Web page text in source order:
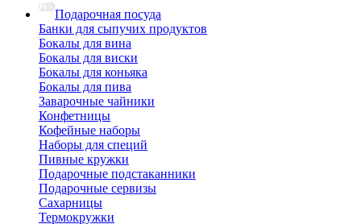
Подарочная посуда
Банки для сыпучих продуктов
Бокалы для вина
Бокалы для виски
Бокалы для коньяка
Бокалы для пива
Заварочные чайники
Конфетницы
Кофейные наборы
Наборы для специй
Пивные кружки
Подарочные подстаканники
Подарочные сервизы
Сахарницы
Термокружки